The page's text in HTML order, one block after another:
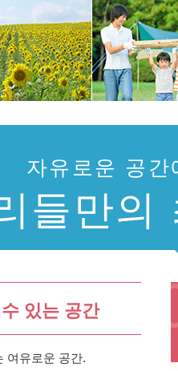
자유로운 공간
들만
있는 공간
여유로운 공간.